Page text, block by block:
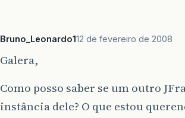
Bruno_Leonardo112 de fevereiro de 2008
Galera,
Como posso saber se um outro
instância dele? O que estou